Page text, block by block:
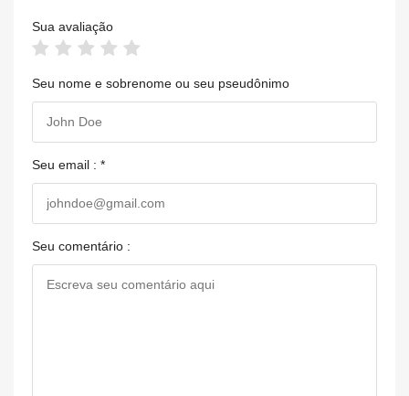
Sua avaliação
Seu nome e sobrenome ou seu pseudônimo
Seu email : *
Seu comentário :